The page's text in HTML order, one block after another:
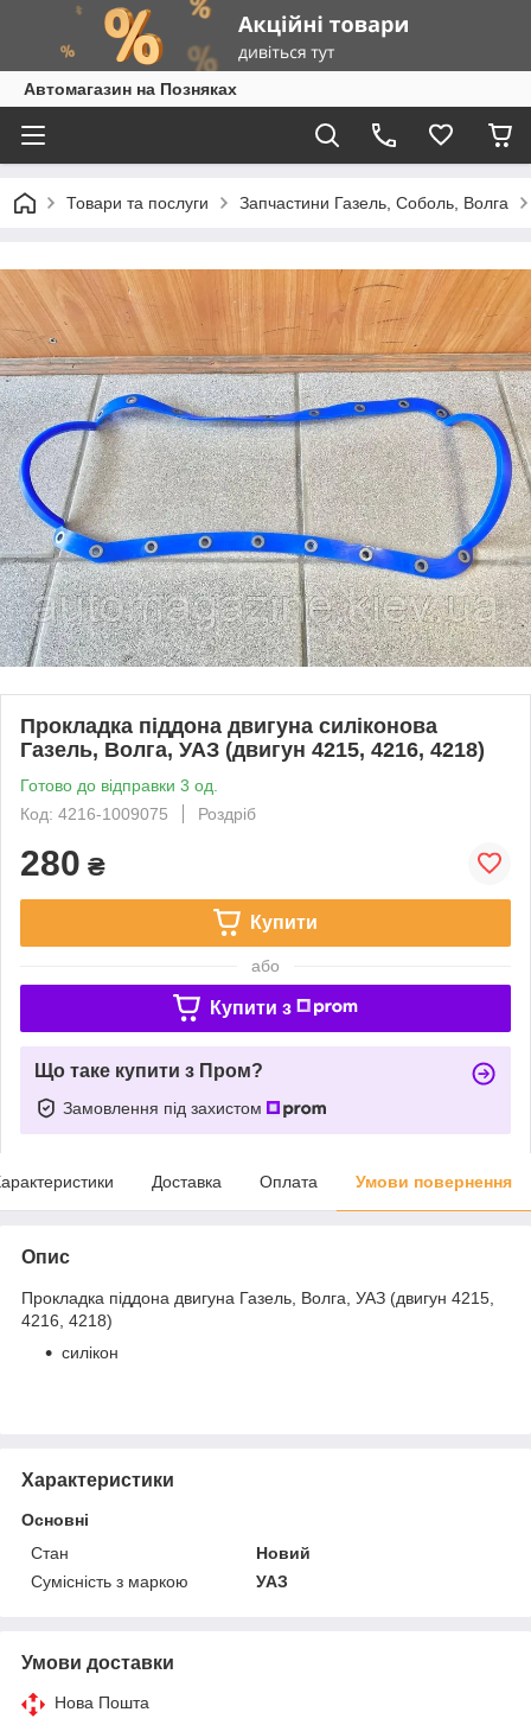
Автомагазин на Позняках
Товари та послуги Запчастини Газель, Соболь, Волга
Прокладка піддона двигуна силіконова
Газель, Волга, УАЗ (двигун 4215, 4216, 4218)
Готово до відправки 3 од.
Код: 4216-1009075
Роздріб
280 ₴
Купити
або
Купити з
Що таке купити з Пром?
Замовлення під захистом
Доставка Оплата Умови повернення
Опис
Прокладка піддона двигуна Газель, Волга, УАЗ (двигун 4215,
4216, 4218)
силікон
Характеристики
Основні
Стан
Новий
Сумісність з маркою
УАЗ
Умови доставки
Нова Пошта